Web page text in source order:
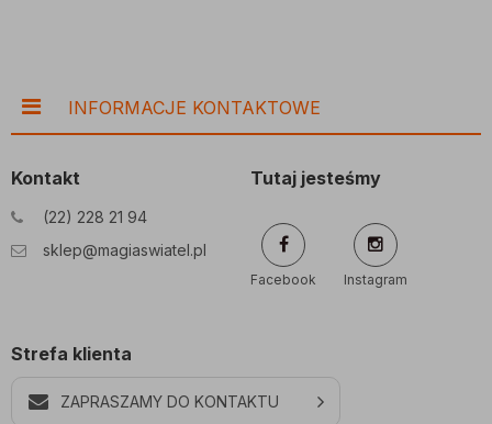
INFORMACJE KONTAKTOWE
Kontakt
(22) 228 21 94
sklep@magiaswiatel.pl
Tutaj jesteśmy
Facebook Instagram
Strefa klienta
ZAPRASZAMY DO KONTAKTU